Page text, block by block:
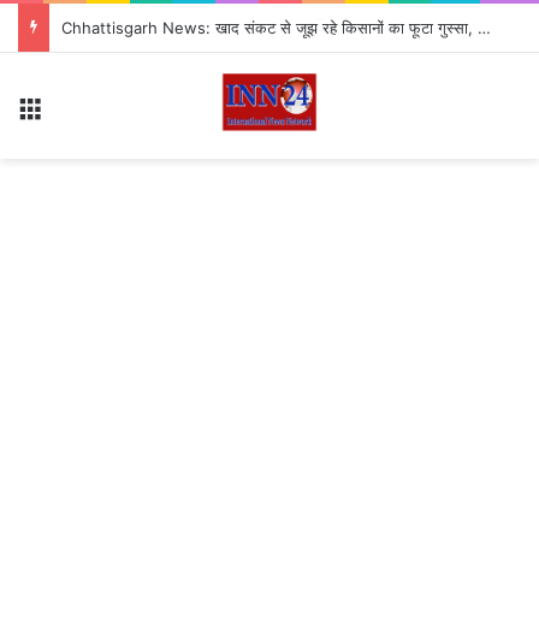
सितंबर से CJP का नया अभियान ‘क्या बोलती पब्लिक’ शुरू, अभिजीत दीपके ने बताया कौन से मुद्दे उठाएगी पार्टी?